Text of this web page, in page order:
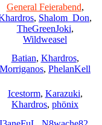
General Feierabend,
, Shalom_Don,
TheGreenJoki,
Wildweasel
Batian, Khardros,
Morriganos, PhelanKell
Icestorm, Karazuki,
Khardros, phönix